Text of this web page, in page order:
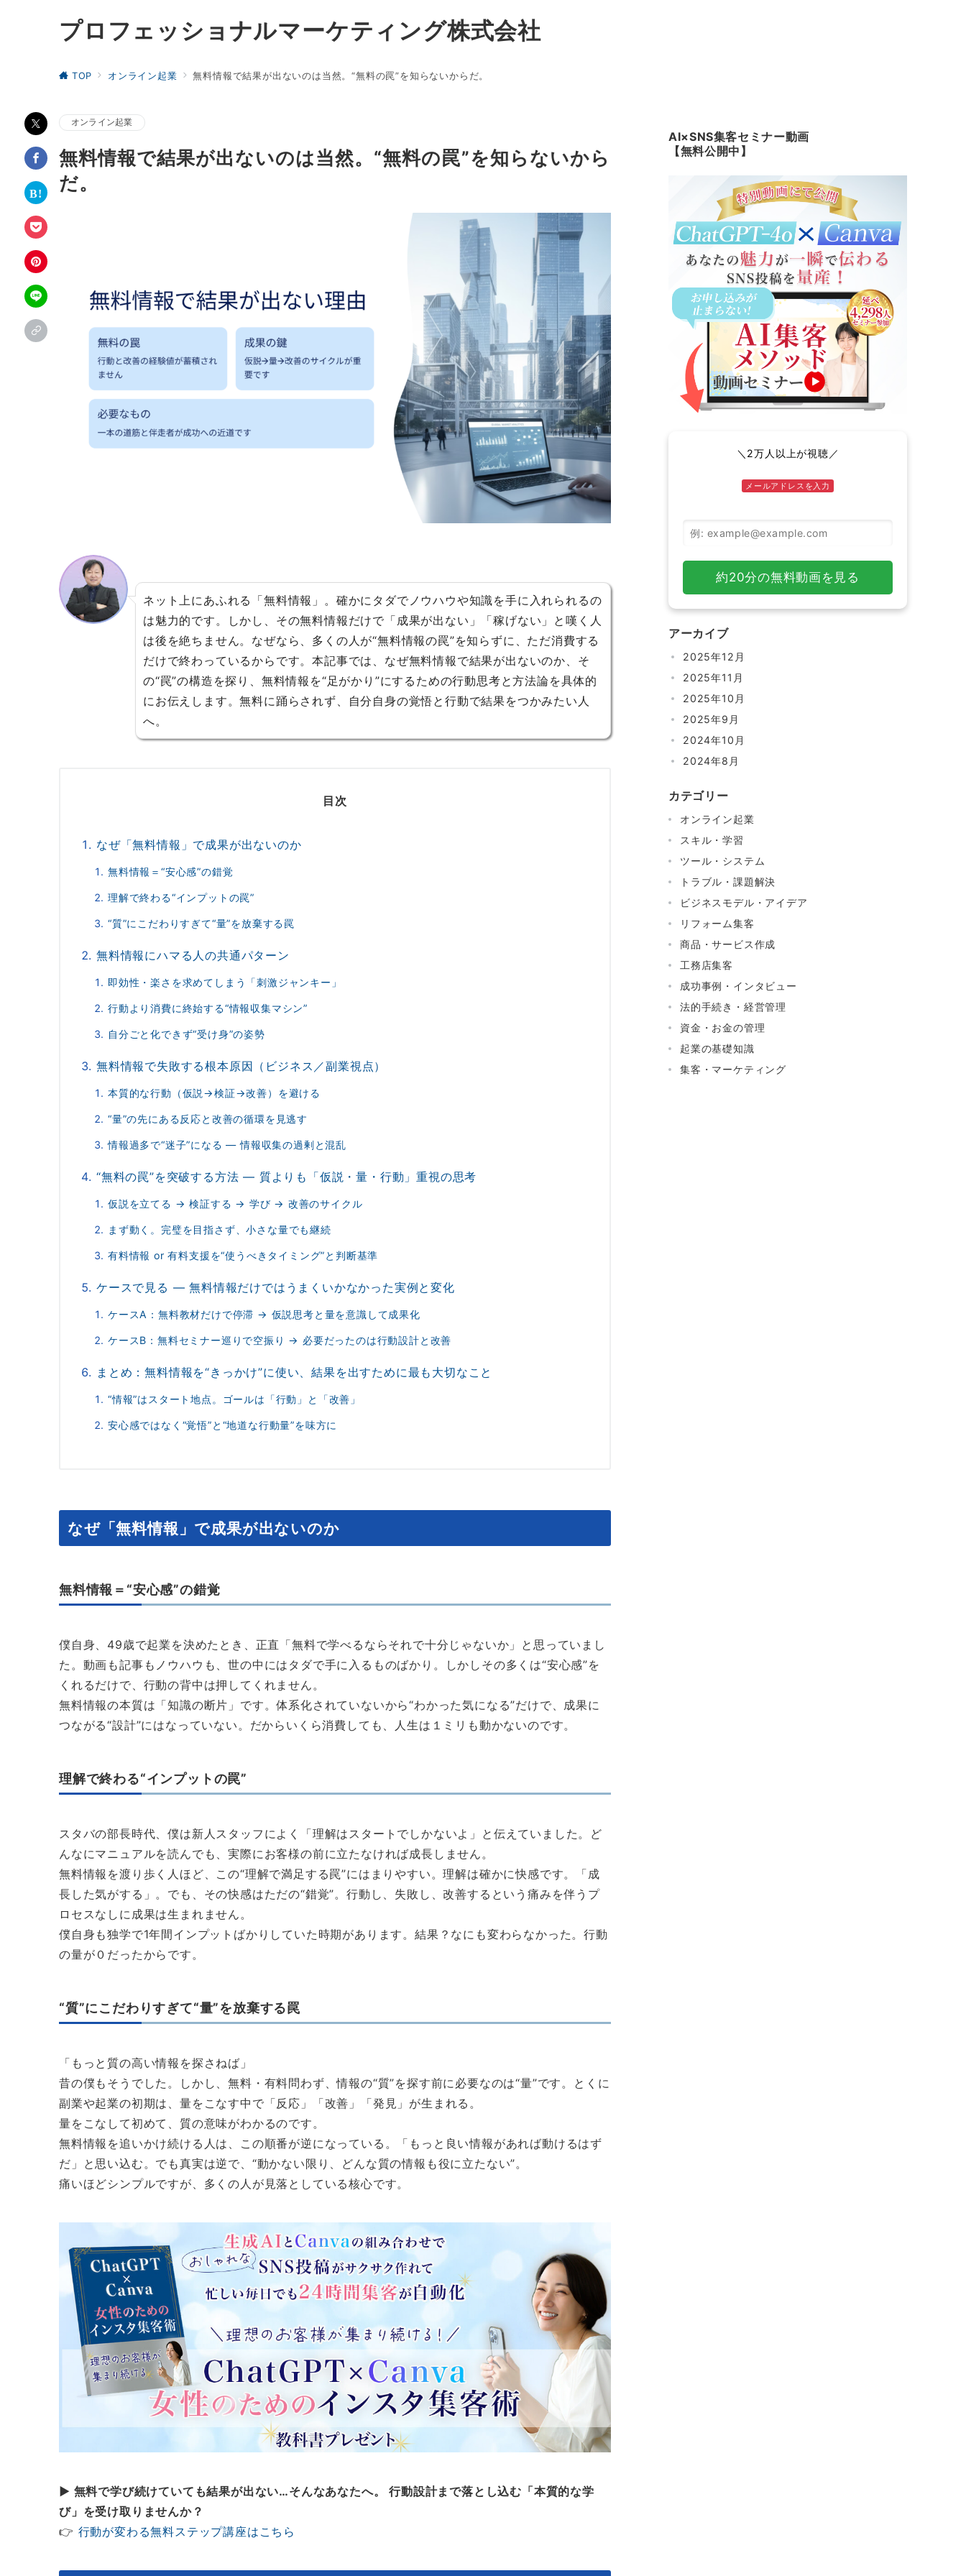
プロフェッショナルマーケティング株式会社
TOP オンライン起業 無料情報で結果が出ないのは当然。“無料の罠”を知らないからだ。
オンライン起業
無料情報で結果が出ないのは当然。“無料の罠”を知らないから
だ。
ネット上にあふれる「無料情報」。確かにタダでノウハウや知識を手に入れられるの
は魅力的です。しかし、その無料情報だけで「成果が出ない」「稼げない」と嘆く人
は後を絶ちません。なぜなら、多くの人が“無料情報の罠”を知らずに、ただ消費する
だけで終わっているからです。本記事では、なぜ無料情報で結果が出ないのか、そ
の“罠”の構造を探り、無料情報を“足がかり”にするための行動思考と方法論を具体的
にお伝えします。無料に踊らされず、自分自身の覚悟と行動で結果をつかみたい人
へ。
目次
なぜ「無料情報」で成果が出ないのか
無料情報＝“安心感”の錯覚
理解で終わる“インプットの罠”
“質”にこだわりすぎて“量”を放棄する罠
無料情報にハマる人の共通パターン
即効性・楽さを求めてしまう「刺激ジャンキー」
行動より消費に終始する“情報収集マシン”
自分ごと化できず“受け身”の姿勢
無料情報で失敗する根本原因（ビジネス／副業視点）
本質的な行動（仮説→検証→改善）を避ける
“量”の先にある反応と改善の循環を見逃す
情報過多で“迷子”になる — 情報収集の過剰と混乱
“無料の罠”を突破する方法 ― 質よりも「仮説・量・行動」重視の思考
仮説を立てる → 検証する → 学び → 改善のサイクル
まず動く。完璧を目指さず、小さな量でも継続
有料情報 or 有料支援を“使うべきタイミング”と判断基準
ケースで見る — 無料情報だけではうまくいかなかった実例と変化
ケースA：無料教材だけで停滞 → 仮説思考と量を意識して成果化
ケースB：無料セミナー巡りで空振り → 必要だったのは行動設計と改善
まとめ：無料情報を“きっかけ”に使い、結果を出すために最も大切なこと
“情報”はスタート地点。ゴールは「行動」と「改善」
安心感ではなく“覚悟”と“地道な行動量”を味方に
なぜ「無料情報」で成果が出ないのか
無料情報＝“安心感”の錯覚
僕自身、49歳で起業を決めたとき、正直「無料で学べるならそれで十分じゃないか」と思っていまし
た。動画も記事もノウハウも、世の中にはタダで手に入るものばかり。しかしその多くは“安心感”を
くれるだけで、行動の背中は押してくれません。
無料情報の本質は「知識の断片」です。体系化されていないから“わかった気になる”だけで、成果に
つながる“設計”にはなっていない。だからいくら消費しても、人生は１ミリも動かないのです。
理解で終わる“インプットの罠”
スタバの部長時代、僕は新人スタッフによく「理解はスタートでしかないよ」と伝えていました。ど
んなにマニュアルを読んでも、実際にお客様の前に立たなければ成長しません。
無料情報を渡り歩く人ほど、この“理解で満足する罠”にはまりやすい。理解は確かに快感です。「成
長した気がする」。でも、その快感はただの“錯覚”。行動し、失敗し、改善するという痛みを伴うプ
ロセスなしに成果は生まれません。
僕自身も独学で1年間インプットばかりしていた時期があります。結果？なにも変わらなかった。行動
の量が０だったからです。
“質”にこだわりすぎて“量”を放棄する罠
「もっと質の高い情報を探さねば」
昔の僕もそうでした。しかし、無料・有料問わず、情報の“質”を探す前に必要なのは“量”です。とくに
副業や起業の初期は、量をこなす中で「反応」「改善」「発見」が生まれる。
量をこなして初めて、質の意味がわかるのです。
無料情報を追いかけ続ける人は、この順番が逆になっている。「もっと良い情報があれば動けるはず
だ」と思い込む。でも真実は逆で、“動かない限り、どんな質の情報も役に立たない”。
痛いほどシンプルですが、多くの人が見落としている核心です。
▶ 無料で学び続けていても結果が出ない…そんなあなたへ。 行動設計まで落とし込む「本質的な学
び」を受け取りませんか？
👉 行動が変わる無料ステップ講座はこちら
AI×SNS集客セミナー動画
【無料公開中】
＼2万人以上が視聴／
メールアドレスを入力
約20分の無料動画を見る
アーカイブ
2025年12月
2025年11月
2025年10月
2025年9月
2024年10月
2024年8月
カテゴリー
オンライン起業
スキル・学習
ツール・システム
トラブル・課題解決
ビジネスモデル・アイデア
リフォーム集客
商品・サービス作成
工務店集客
成功事例・インタビュー
法的手続き・経営管理
資金・お金の管理
起業の基礎知識
集客・マーケティング